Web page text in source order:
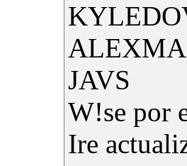
JAVS
W!se por
Ire